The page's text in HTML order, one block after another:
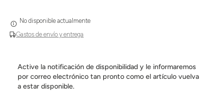
Gastos de envío y entrega
No disponible actualmente
Active la notificación de disponibilidad y le informaremos
por correo electrónico tan pronto como el artículo vuelva
a estar disponible.